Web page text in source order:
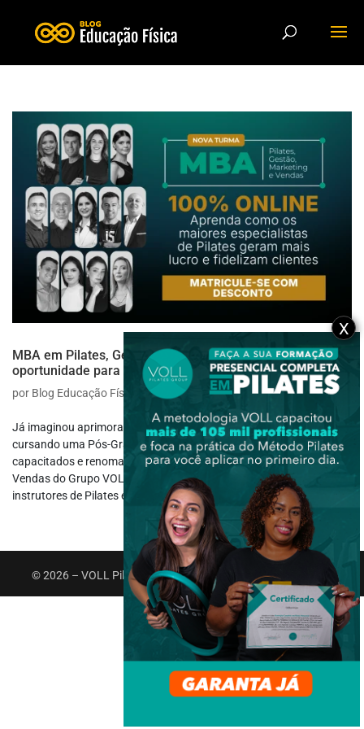
MBA em Pilates, Gestão, Marketing e Vendas: a
oportunidade para transformar sua carreira no Pilates
por Blog Educação Física jan 27, 2025 |Carreira,Cursos e Eventos
Já imaginou aprimorar sua carreira no mercado do Pilates
cursando uma Pós-Graduação com mestres altamente
capacitados e renomados? O MBA em Pilates, Gestão, Marketing e
Vendas do Grupo VOLL foi desenvolvido para transformar
instrutores de Pilates em verdadeiros...
© 2026 – VOLL Pilates Group. Todos os direitos reservados.
X